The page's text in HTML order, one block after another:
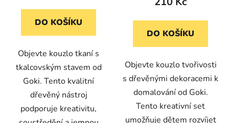
DO KOŠÍKU
Objevte kouzlo tkaní s
tkalcovským stavem od
Goki. Tento kvalitní
dřevěný nástroj
podporuje kreativitu,
DO KOŠÍKU
Objevte kouzlo tvořivosti
s dřevěnými dekoracemi k
domalování od Goki.
Tento kreativní set
umožňuje dětem rozvíjet